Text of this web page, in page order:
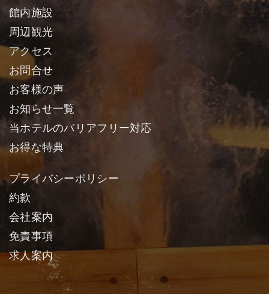
館内施設
周辺観光
アクセス
お問合せ
お客様の声
お知らせ一覧
当ホテルのバリアフリー対応
お得な特典
プライバシーポリシー
約款
会社案内
免責事項
求人案内